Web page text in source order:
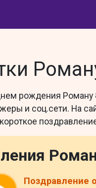
рождения
и соц.сети. На
Поздравление